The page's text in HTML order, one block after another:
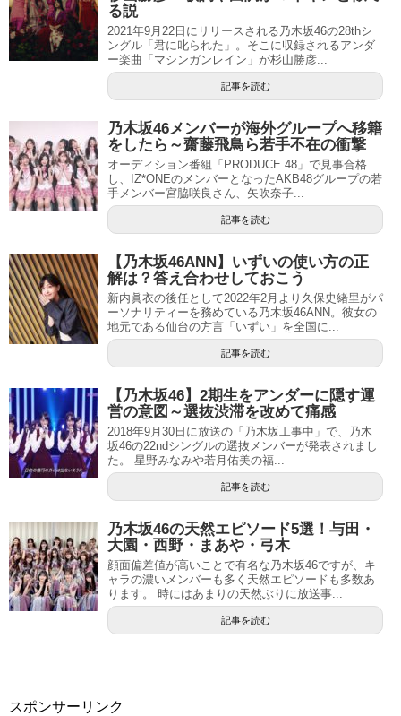
る説
2021年9月22日にリリースされる乃木坂46の28thシ
ングル「君に叱られた」。そこに収録されるアンダ
ー楽曲「マシンガンレイン」が杉山勝彦...
記事を読む
乃木坂46メンバーが海外グループへ移籍
をしたら～齋藤飛鳥ら若手不在の衝撃
オーディション番組「PRODUCE 48」で見事合格
し、IZ*ONEのメンバーとなったAKB48グループの若
手メンバー宮脇咲良さん、矢吹奈子...
記事を読む
【乃木坂46ANN】いずいの使い方の正
解は？答え合わせしておこう
新内眞衣の後任として2022年2月より久保史緒里がパ
ーソナリティーを務めている乃木坂46ANN。彼女の
地元である仙台の方言「いずい」を全国に...
記事を読む
【乃木坂46】2期生をアンダーに隠す運
営の意図～選抜渋滞を改めて痛感
2018年9月30日に放送の「乃木坂工事中」で、乃木
坂46の22ndシングルの選抜メンバーが発表されまし
た。 星野みなみや若月佑美の福...
記事を読む
乃木坂46の天然エピソード5選！与田・
大園・西野・まあや・弓木
顔面偏差値が高いことで有名な乃木坂46ですが、キ
ャラの濃いメンバーも多く天然エピソードも多数あ
ります。 時にはあまりの天然ぶりに放送事...
記事を読む
スポンサーリンク